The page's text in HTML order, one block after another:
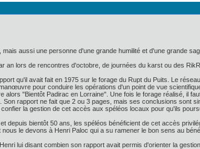
aussi une personne d'une grande humilité et d'une grande
an lors de rencontres d'octobre, de journées du karst ou des
qu'il avait fait en 1975 sur le forage du Rupt du Puits. Le
pour conduire les opérations d'un point de vue
alors "Bientôt Padirac en Lorraine". Une fois le forage réalisé, il
rapport ne fait que 2 ou 3 pages, mais ses conclusions sont
la gestion de cet accès aux spéléos locaux pour qu'ils
depuis bientôt 50 ans, les spéléos bénéficient de cet accès
le devons à Henri Paloc qui a su ramener le bon sens au
lui disant combien son rapport avait permis d'orienter la